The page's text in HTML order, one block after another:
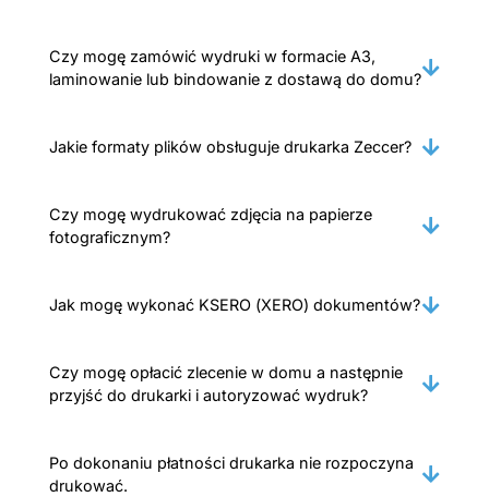
Czy mogę zamówić wydruki w formacie A3,
laminowanie lub bindowanie z dostawą do domu?
Jakie formaty plików obsługuje drukarka Zeccer?
Czy mogę wydrukować zdjęcia na papierze
fotograficznym?
Jak mogę wykonać KSERO (XERO) dokumentów?
Czy mogę opłacić zlecenie w domu a następnie
przyjść do drukarki i autoryzować wydruk?
Po dokonaniu płatności drukarka nie rozpoczyna
drukować.